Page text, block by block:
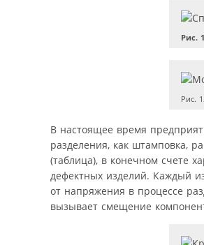
Рис.
Рис.
В настоящее время
разделения, как штамповка,
(таблица), в конечном счете
дефектных изделий. Каждый
от напряжения в процессе
вызывает смещение